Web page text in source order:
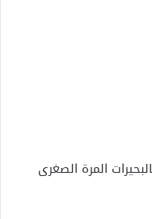
المرة الصغرى